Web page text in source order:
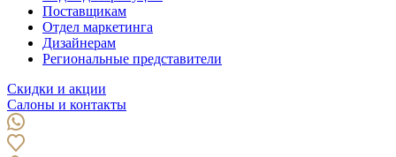
Поставщикам
Отдел маркетинга
Дизайнерам
Региональные представители
Скидки и акции
Салоны и контакты